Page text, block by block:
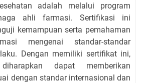
adalah melalui program
ahli farmasi. Sertifikasi ini
kemampuan serta pemahaman
mengenai standar-standar
Dengan memiliki sertifikat ini,
dapat memberikan
dengan standar internasional dan